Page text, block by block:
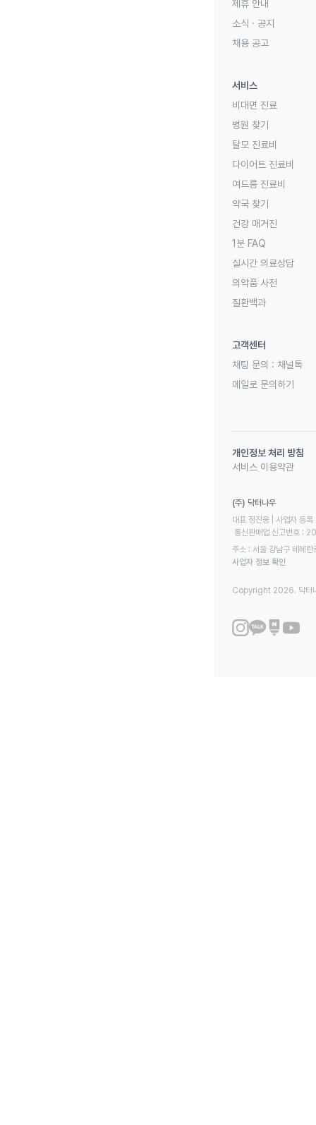
제휴 안내
소식 · 공지
채용 공고
서비스
비대면 진료
병원 찾기
탈모 진료비
다이어트 진료비
여드름 진료비
약국 찾기
건강 매거진
1분 FAQ
실시간 의료상담
의약품 사전
질환백과
고객센터
채팅 문의 : 채널톡
메일로 문의하기
개인정보 처리 방침
서비스 이용약관
(주) 닥터나우
대표 정진웅 | 사업자
통신판매업 신고번호
주소 : 서울 강남구 테헤
사업자 정보 확인
Copyright 2026. 닥터